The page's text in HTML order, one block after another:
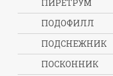
ПИРЕТРУМ
ПОДОФИЛЛ
ПОДСНЕЖНИК
ПОСКОННИК